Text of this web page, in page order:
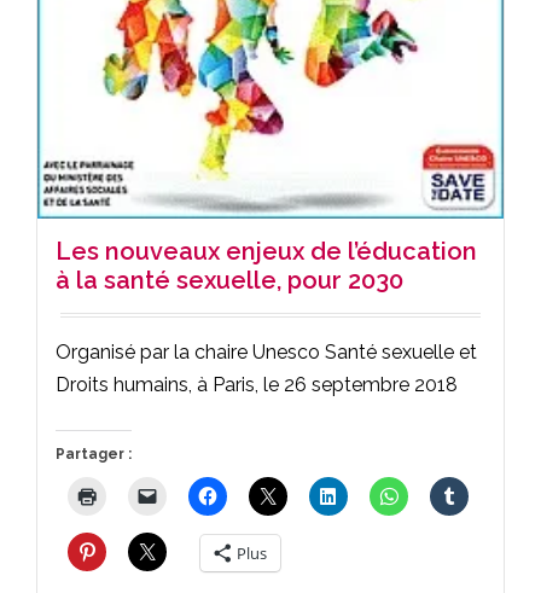
Les nouveaux enjeux de l’éducation
à la santé sexuelle, pour 2030
Organisé par la chaire Unesco Santé sexuelle et
Droits humains, à Paris, le 26 septembre 2018
Partager :
Plus